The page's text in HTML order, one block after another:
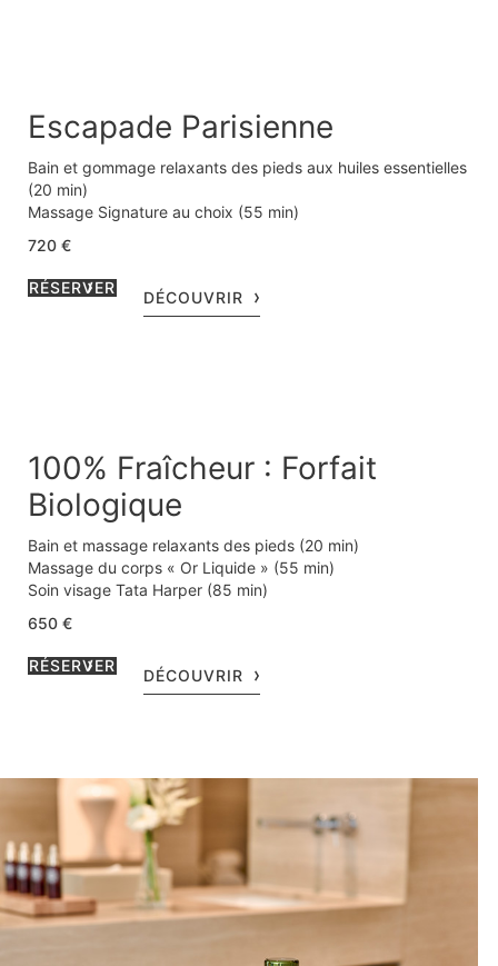
Escapade Parisienne
Bain et gommage relaxants des pieds aux huiles essentielles
(20 min)
Massage Signature au choix (55 min)
Privatisation du salon de soin avec terrasse sur jardin (30
min)
Thé Signature Le Bristol servi avec une pâtisserie du jour de
notre Chef Pâtissier
720 €
RÉSERVER
DÉCOUVRIR
100% Fraîcheur : Forfait
Biologique
Bain et massage relaxants des pieds (20 min)
Massage du corps « Or Liquide » (55 min)
Soin visage Tata Harper (85 min)
min)
Jus et en-cas détox du Chef Arnaud Faye
650 €
RÉSERVER
DÉCOUVRIR